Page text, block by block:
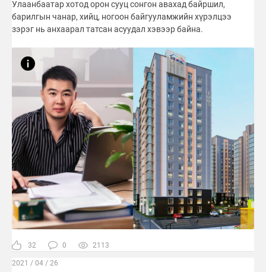
Улаанбаатар хотод орон сууц сонгон авахад байршил,
барилгын чанар, хийц, ногоон байгууламжийн хүрэлцээ
зэрэг нь анхаарал татсан асуудал хэвээр байна.
32 0 2113
2021 / 04 / 26